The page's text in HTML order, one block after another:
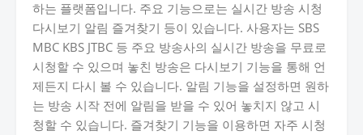
하는 플랫폼입니다. 주요 기능으로는 실시간 방송 시청
다시보기 알림 즐겨찾기 등이 있습니다. 사용자는 SBS
MBC KBS JTBC 등 주요 방송사의 실시간 방송을 무료로
시청할 수 있으며 놓친 방송은 다시보기 기능을 통해 언
제든지 다시 볼 수 있습니다. 알림 기능을 설정하면 원하
는 방송 시작 전에 알림을 받을 수 있어 놓치지 않고 시
청할 수 있습니다. 즐겨찾기 기능을 이용하면 자주 시청